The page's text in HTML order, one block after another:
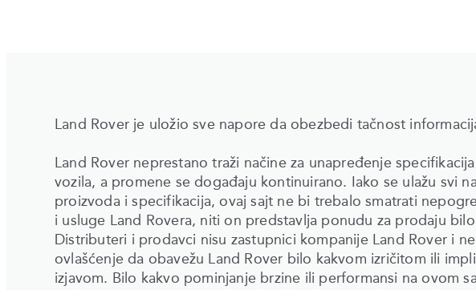
Land Rover je uložio sve napore da obezbedi tačnost
Land Rover neprestano traži načine za unapređenje
vozila, a promene se događaju kontinuirano. Iako se ulažu svi
proizvoda i specifikacija, ovaj sajt ne bi trebalo smatrati
i usluge Land Rovera, niti on predstavlja ponudu za prodaju
Distributeri i prodavci nisu zastupnici kompanije Land Rover i
ovlašćenje da obavežu Land Rover bilo kakvom izričitom ili
izjavom. Bilo kakvo pominjanje brzine ili performansi na ovom